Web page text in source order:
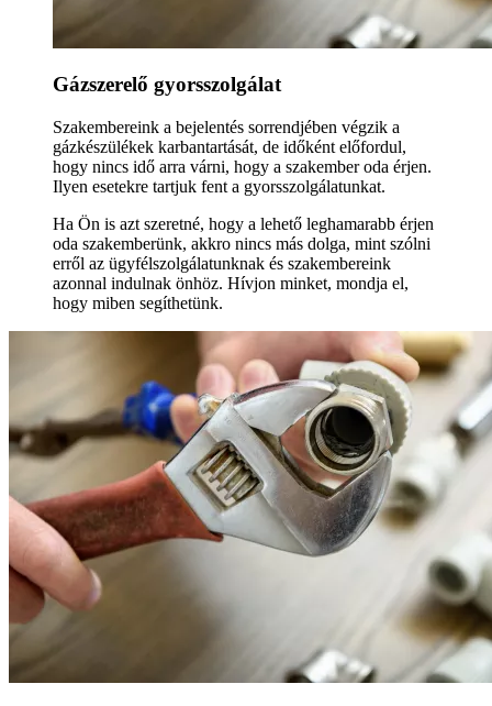
Gázszerelő gyorsszolgálat
Szakembereink a bejelentés sorrendjében végzik a
gázkészülékek karbantartását, de időként előfordul,
hogy nincs idő arra várni, hogy a szakember oda érjen.
Ilyen esetekre tartjuk fent a gyorsszolgálatunkat.
Ha Ön is azt szeretné, hogy a lehető leghamarabb érjen
oda szakemberünk, akkro nincs más dolga, mint szólni
erről az ügyfélszolgálatunknak és szakembereink
azonnal indulnak önhöz. Hívjon minket, mondja el,
hogy miben segíthetünk.